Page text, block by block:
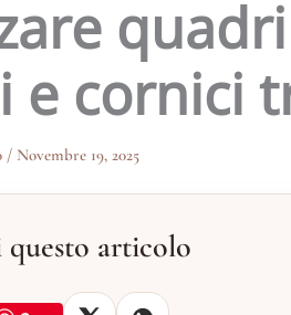
e cornici
/ Novembre 19, 2025
articolo